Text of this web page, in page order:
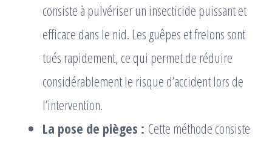
consiste à pulvériser un insecticide puissant et
efficace dans le nid. Les guêpes et frelons sont
tués rapidement, ce qui permet de réduire
considérablement le risque d’accident lors de
l’intervention.
La pose de pièges : Cette méthode consiste